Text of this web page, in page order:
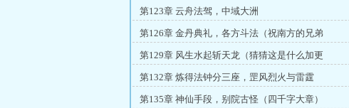
第123章 云舟法驾，中域大洲
第126章 金丹典礼，各方斗法（祝南方的兄弟
第129章 风生水起斩天龙（猜猜这是什么加更
第132章 炼得法钟分三座，罡风烈火与雷霆
第135章 神仙手段，别院古怪（四千字大章）